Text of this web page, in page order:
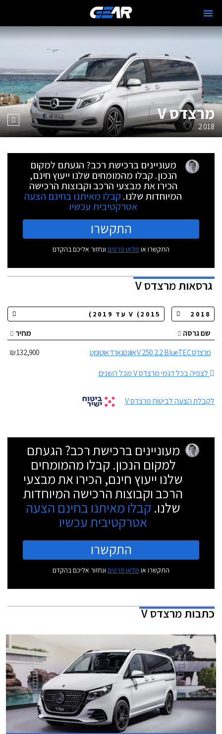
מרצדס V
2018
מעוניינים ברכישת רכב? הגעתם למקום
הנכון. קבלו מהמומחים שלנו ייעוץ חינם,
הכירו את מבצעי הרכב וקבוצות הרכישה
המיוחדות שלנו. קבלו מאיתנו בחינם הצעה
אטרקטיבית עכשיו
התקשרו
התקשרו או מלאו פרטים ונחזור אליכם בהקדם
גרסאותמרצדס V
שם גרסה
מחיר
מרצדס V 250 2.2 BlueTEC אוונטגארד אוטומט
132,900 ₪
לצפיה בכל דגמי מרצדס V מכל השנים
לקבלת הצעה לביטוח מרצדס V
מעוניינים ברכישת רכב? הגעתם
למקום הנכון. קבלו מהמומחים
שלנו ייעוץ חינם, הכירו את מבצעי
הרכב וקבוצות הרכישה המיוחדות
שלנו. קבלו מאיתנו בחינם הצעה
אטרקטיבית עכשיו
התקשרו
התקשרו או מלאו פרטים ונחזור אליכם בהקדם
כתבותמרצדס V